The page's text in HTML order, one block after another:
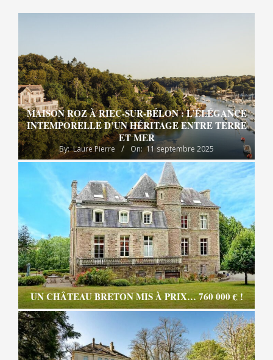
MAISON ROZ À RIEC-SUR-BÉLON : L’ÉLÉGANCE
INTEMPORELLE D’UN HÉRITAGE ENTRE TERRE
ET MER
By: Laure Pierre On: 11 septembre 2025
UN CHÂTEAU BRETON MIS À PRIX… 760 000 € !